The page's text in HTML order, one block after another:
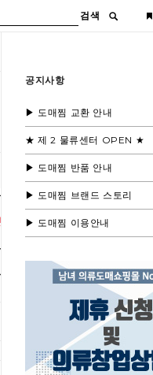
검색
공지사항
▶ 도매찜 교환 안내
★ 제 2 물류센터 OPEN ★
▶ 도매찜 반품 안내
▶ 도매찜 브랜드 스토리
▶ 도매찜 이용안내
원(부가세별도)
모드제휴사